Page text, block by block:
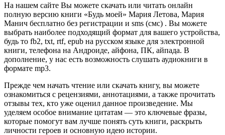
На нашем сайте Вы можете скачать или читать онлайн
полную версию книги «Будь моей» Мария Летова, Мария
Манич бесплатно без регистрации и sms (смс) . Вы можете
выбрать наиболее подходящий формат для вашего устройства,
будь то fb2, txt, rtf, epub на русском языке для электронной
книги, телефона на Андроиде, айфона, ПК, айпада. В
дополнение, у нас есть возможность слушать аудиокниги в
формате mp3.
Прежде чем начать чтение или скачать книгу, вы можете
ознакомиться с рецензиями, аннотациями, а также прочитать
отзывы тех, кто уже оценил данное произведение. Мы
уделяем особое внимание цитатам — это ключевые фразы,
которые помогут вам лучше понять суть книги, раскрыть
личности героев и основную идею истории.